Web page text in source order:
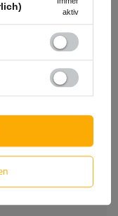
7
100 Pkt.in
anzeigen
aktiv